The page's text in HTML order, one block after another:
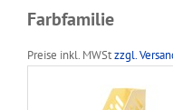
Farbfamilie
Preise inkl. MWStzzgl.